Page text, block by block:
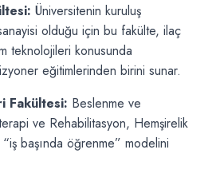
Üniversitenin kuruluş
olduğu için bu fakülte, ilaç
teknolojileri konusunda
eğitimlerinden birini sunar.
Fakültesi: Beslenme ve
ve Rehabilitasyon, Hemşirelik
başında öğrenme” modelini